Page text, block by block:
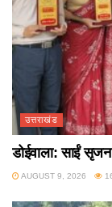
उत्तराखंड
डोईवाला: साईं सृजन
AUGUST 9, 2026